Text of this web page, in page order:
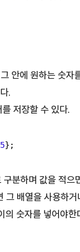
안에 원하는 숫자
.
저장할 수 있다.
5};
분하며 값을 적으
배열을 사용하
의 숫자를 넣어야한